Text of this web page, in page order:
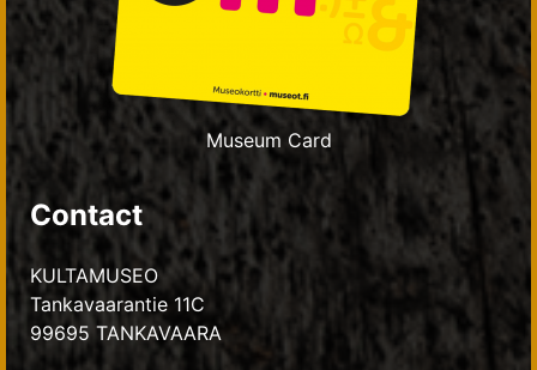
Museum Card
Contact
KULTAMUSEO
Tankavaarantie 11C
99695 TANKAVAARA